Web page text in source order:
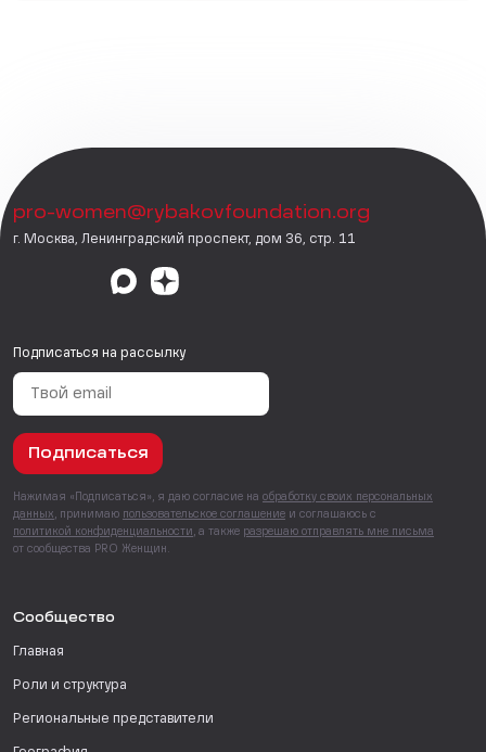
pro-women@rybakovfoundation.org
г. Москва, Ленинградский проспект, дом 36, стр. 11
Подписаться на рассылку
Подписаться
Нажимая «Подписаться», я даю согласие на обработку своих персональных
данных , принимаю пользовательское соглашение и соглашаюсь с
политикой конфиденциальности , а также разрешаю отправлять мне письма
от сообщества PRO Женщин.
Сообщество
Главная
Роли и структура
Региональные представители